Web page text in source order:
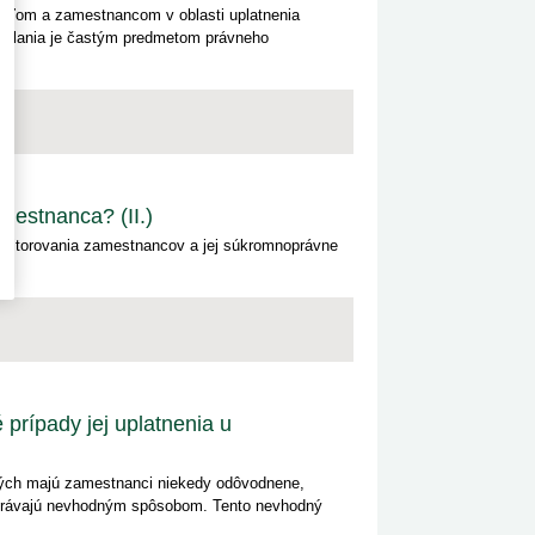
a zamestnancom v oblasti uplatnenia
je častým predmetom právneho
(II.)
zamestnancov a jej súkromnoprávne
jej uplatnenia u
majú zamestnanci niekedy odôvodnene,
nevhodným spôsobom. Tento nevhodný